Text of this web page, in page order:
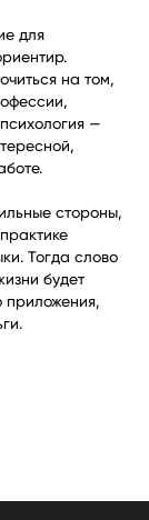
для
на том,
—
стороны,
Тогда слово
будет
приложения,